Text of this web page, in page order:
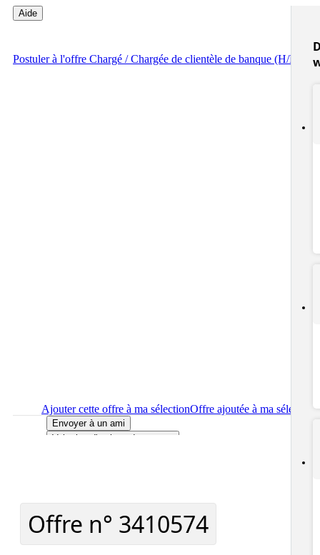
Aide
Postulerà l'offre Chargé / Chargée de clientèle de banque (H/F)
Ajouter cette offre à ma sélectionOffre ajoutée à ma sélection
Envoyer à un ami
Voir plus d'options de partage
Offre n° 3410574